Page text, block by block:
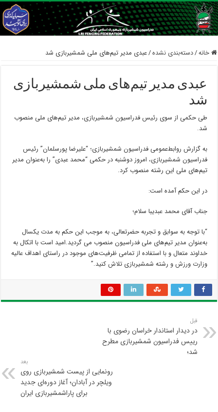
خانه/دسته‌بندی نشده/عبدی مدیر تیم‌های ملی شمشیربازی شد
عبدی مدیر تیم‌های ملی شمشیربازی
شد
طی حکمی از سوی رئیس فدراسیون شمشیربازی، مدیر تیم‌های ملی منصوب
شد.
به گزارش روابط‌عمومی فدراسیون شمشیربازی؛ “علیرضا پورسلمان” رئیس
فدراسیون شمشیربازی، امروز دوشنبه در حکمی “محمد عبدی” را به‌عنوان مدیر
تیم‌های ملی این رشته منصوب کرد.
در این حکم آمده است:
جناب آقای محمد عبدیبا سلام؛
“با توجه به سوابق و تجربه حضرتعالی، به موجب این حکم به مدت یکسال
به‌عنوان مدیر تیم‌های ملی فدراسیون منصوب می گردید.امید است با اتکال به
خداوند متعال و با استفاده از تمامی ظرفیت‌های موجود در راستای اهداف عالیه
وزارت ورزش و رشته شمشیربازی تلاش کنید.”
قبل
در دیدار استاندار خراسان رضوی با
رییس فدراسیون شمشیربازی مطرح
شد؛
بعد
رونمایی از پیست شمشیربازی روی
ویلچر در آبادان؛ آغاز دوره‌ای جدید
برای پاراشمشیربازی ایران